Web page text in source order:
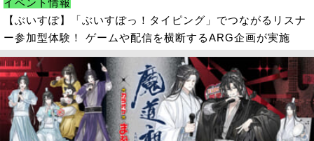
イベント情報
【ぶいすぽ】「ぶいすぽっ！タイピング」でつながるリスナ
ー参加型体験！ ゲームや配信を横断するARG企画が実施